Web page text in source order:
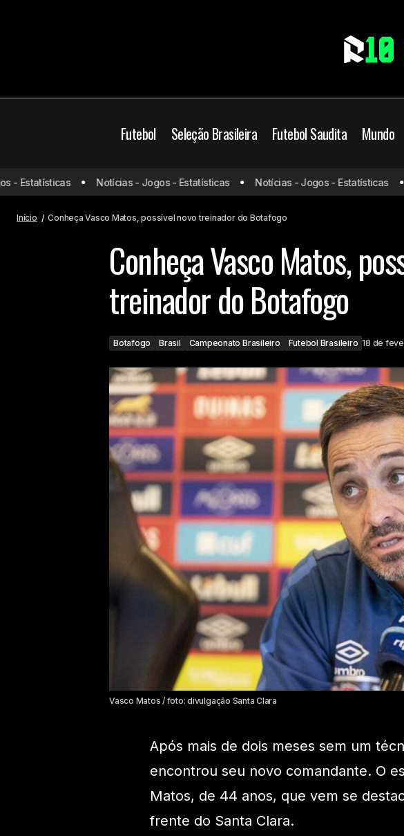
Futebol Seleção Brasileira Futebol Saudita Mundo
Jogadores se unem contra gramados
sintéticos e cobram mudanças no
futebol brasileiro
Botafogo Brasil
Campeonato Brasileiro
Futebol Brasileiro
Notícias - Jogos - Estatísticas Notícias - Jogos - Estatísticas
Início Conheça Vasco Matos, possível novo treinador do Botafogo
Conheça Vasco Matos,
treinador do Botafogo
Botafogo Brasil Campeonato Brasileiro Futebol Brasileiro 18 de
Vasco Matos / foto: divulgação Santa Clara
Após mais de dois meses sem um
encontrou seu novo comandante. O
Matos, de 44 anos, que vem se
frente do Santa Clara.